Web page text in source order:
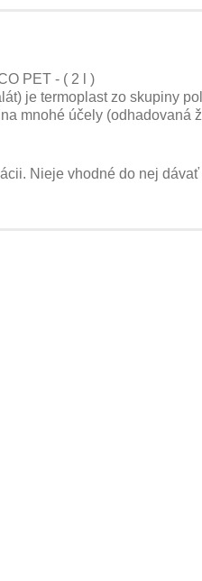
PET - ( 2 l )
je termoplast zo skupiny
mnohé účely (odhadovaná
Nieje vhodné do nej